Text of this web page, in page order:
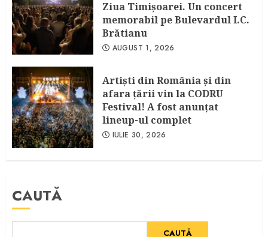
Ziua Timișoarei. Un concert
memorabil pe Bulevardul I.C.
Brătianu
AUGUST 1, 2026
Artişti din România şi din
afara ţării vin la CODRU
Festival! A fost anunţat
lineup-ul complet
IULIE 30, 2026
CAUTĂ
CAUTĂ